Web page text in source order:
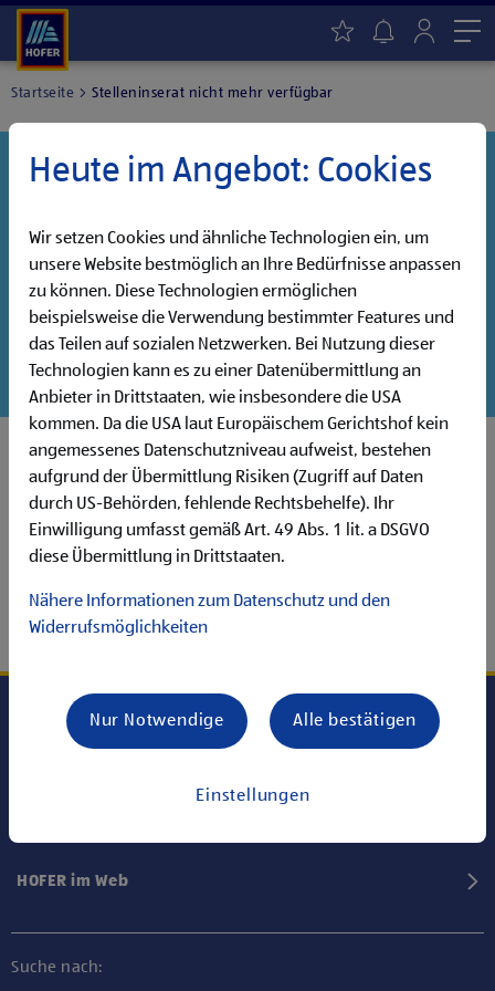
Startseite Stelleninserat nicht mehr verfügbar
haben noch weitere Jobs, die auf dich warten!
Danke für dein Interesse!
Entdecke unsere offenen Jobs oder abonniere deinen
persönlichen Jobalarm:
Jobsuche Jobalarm
HOFER im Web
Suche nach:
Heute im Angebot: Cookies
Wir setzen Cookies und ähnliche Technologien ein, um
unsere Website bestmöglich an Ihre Bedürfnisse anpassen
zu können. Diese Technologien ermöglichen
beispielsweise die Verwendung bestimmter Features und
das Teilen auf sozialen Netzwerken. Bei Nutzung dieser
Technologien kann es zu einer Datenübermittlung an
Anbieter in Drittstaaten, wie insbesondere die USA
kommen. Da die USA laut Europäischem Gerichtshof kein
angemessenes Datenschutzniveau aufweist, bestehen
aufgrund der Übermittlung Risiken (Zugriff auf Daten
durch US-Behörden, fehlende Rechtsbehelfe). Ihr
Einwilligung umfasst gemäß Art. 49 Abs. 1 lit. a DSGVO
diese Übermittlung in Drittstaaten.
Nähere Informationen zum Datenschutz und den
Widerrufsmöglichkeiten
Einstellungen
Nur Notwendige Alle bestätigen